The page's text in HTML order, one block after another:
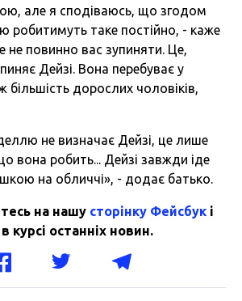
але я сподіваюсь, що згодом
робитимуть таке постійно, - каже
не повинно вас зупиняти. Це,
Дейзі. Вона перебуває у
більшість дорослих чоловіків,
не визначає Дейзі, це лише
вона робить... Дейзі завжди іде
на обличчі», - додає батько.
на нашу сторінку Фейсбук і
курсі останніх новин.